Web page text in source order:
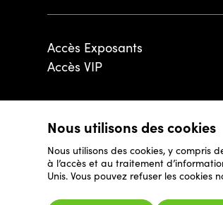
Nous utilisons des cookies
Nous utilisons des cookies, y compris
à l’accès et au traitement
Unis. Vous pouvez refuser les cookies
Accès Exposants
Accès VIP
© 2026 - Luxembourg Art Week